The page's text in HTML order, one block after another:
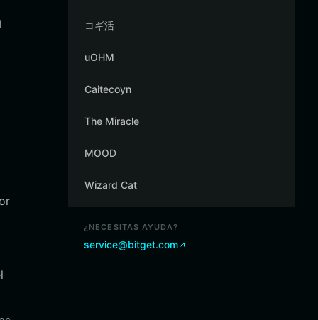
コギ活
uOHM
Caitecoyn
The Miracle
MOOD
Wizard Cat
¿NECESITAS AYUDA?
service@bitget.com